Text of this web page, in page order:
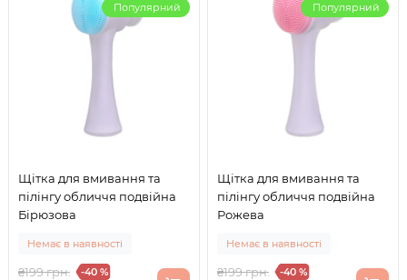
Популярний
Щітка для вмивання та
пілінгу обличчя подвійна
Бірюзова
Немає в наявності
₴199 грн. -40 %
Популярний
Щітка для вмивання та
пілінгу обличчя подвійна
Рожева
Немає в наявності
₴199 грн. -40 %